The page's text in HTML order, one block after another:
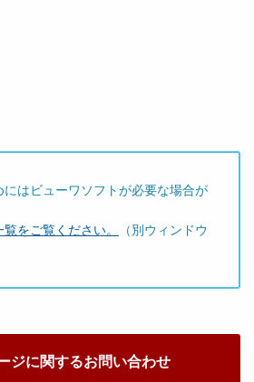
はビューワソフトが必要な場合が
をご覧ください。
（別ウィンドウ
ジに関するお問い合わせ